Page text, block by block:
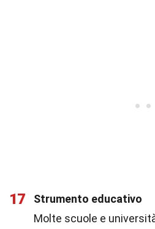
17
Strumento educativo
Molte scuole e